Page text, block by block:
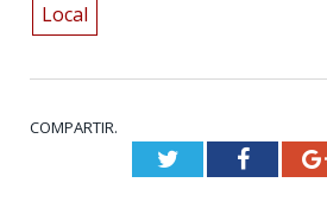
Local
COMPARTIR.
Twitter